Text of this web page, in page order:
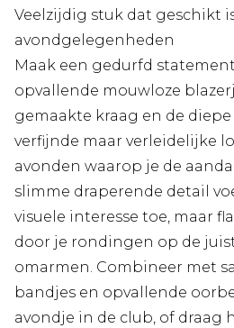
Veelzijdig stuk dat geschikt
avondgelegenheden
Maak een gedurfd
opvallende mouwloze
gemaakte kraag en de
verfijnde maar verleidelijke
avonden waarop je de
slimme draperende detail
visuele interesse toe, maar
door je rondingen op de
omarmen. Combineer met
bandjes en opvallende
avondje in de club, of draag